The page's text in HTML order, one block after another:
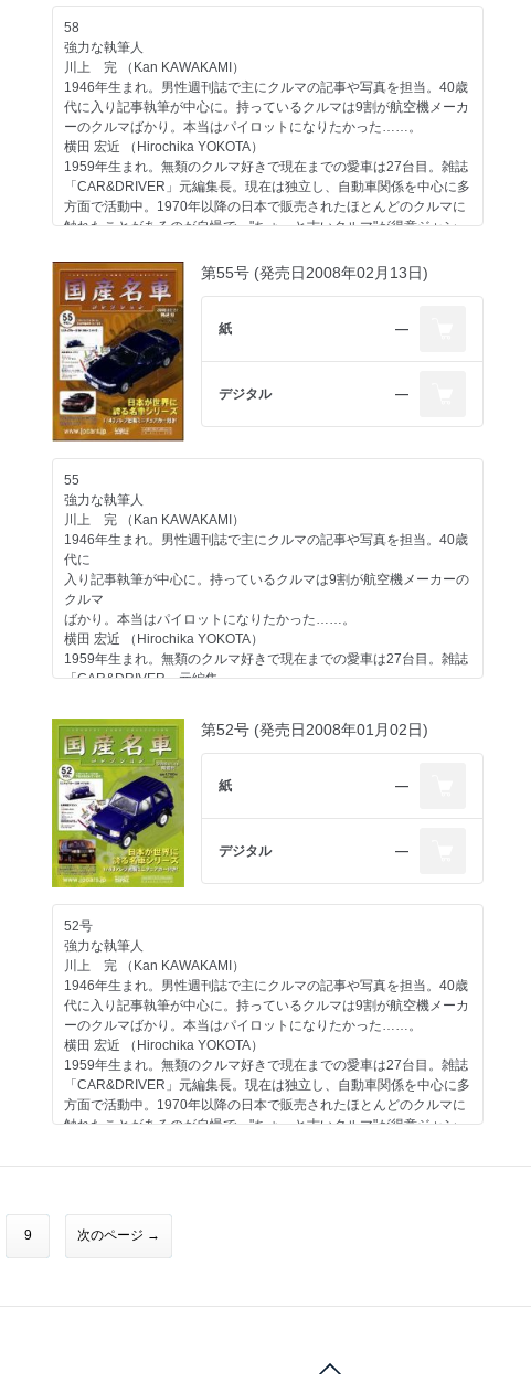
第61号のラインアップ
コンテンツ
日産
一般モデル レパード／1986
トヨタ
一般モデル パブリカ／1972
その他のメーカー
ダイハツエンジン ＜ストーリー01＞第一回
自動車業界
特殊車両の歴史-4 第四期／1991-
日本モータースポーツの歴史-3 第三期／1973-1982
一般モデル マツダ ユーノス コスモ／1990（折り込みページ付き）
58
強力な執筆人
川上 完 （Kan KAWAKAMI）
1946年生まれ。男性週刊誌で主にクルマの記事や写真を担当。40歳
代に入り記事執筆が中心に。持っているクルマは9割が航空機メーカ
ーのクルマばかり。本当はパイロットになりたかった……。
横田 宏近 （Hirochika YOKOTA）
1959年生まれ。無類のクルマ好きで現在までの愛車は27台目。雑誌
「CAR&DRIVER」元編集長。現在は独立し、自動車関係を中心に多
方面で活動中。1970年以降の日本で販売されたほとんどのクルマに
触れたことがあるのが自慢で、"ちょっと古いクルマ"が得意ジャン
大貫 直次郎 （Naojiro ONUKI）
1966年生まれ。自動車専門誌や一般誌などの編集を経て、現在はフ
リーランスのエディトリアル・ライター。愛車は1989年型ポルシェ
911カレラ、1989年型ハーレーダビッドソン・スポーツスター、
1974年型ヤマハTY80。趣味はジャンク屋巡り。
第58号ラインアップ
コンテンツ
三菱
エンジン 三菱エンジン＜ストーリー01＞第一回
一般モデル インフィニティQ45／1989
スバル
一般モデル R2／1969
自動車業界
イベント 東京モーターショーの歴史 第六期／1993-1995
未来のクルマ-3 燃料電池車
今号のメイントピック
スポーツモデル トヨタ セリカXX／1978（折り込みページ付き）
第55号 (発売日2008年02月13日)
紙 ―
デジタル ―
55
強力な執筆人
川上 完 （Kan KAWAKAMI）
1946年生まれ。男性週刊誌で主にクルマの記事や写真を担当。40歳
代に
入り記事執筆が中心に。持っているクルマは9割が航空機メーカーの
クルマ
ばかり。本当はパイロットになりたかった……。
横田 宏近 （Hirochika YOKOTA）
1959年生まれ。無類のクルマ好きで現在までの愛車は27台目。雑誌
「CAR&DRIVER」元編集
降の日本で販売されたほ
とんどのクルマに触れたことがあるのが自慢で、"ちょっと古いクル
マ"が得意ジャンル。
大貫 直次郎 （Naojiro ONUKI）
1966年生まれ。自動車専門誌や一般誌などの編集を経て、現在はフ
リーランスのエディトリアル・ライター。愛車は1989年型
ポルシェ911カレラ、1989年型ハーレーダビッドソン・スポーツス
ター、1974年型ヤマハTY80。趣味はジャンク屋巡り。
コンテンツ
ホンダ
ホンダエンジン＜ストーリー01＞ 第一回
日産
スポーツモデル フェアレディZ／1989
三菱
一般モデル 三菱500／1960
自動車業界
懐古物語 ナンバープレートの歴史／1907-
未来のクルマ-2 ニューエイジ コンパクトカー
今号のメイントピック
第52号 (発売日2008年01月02日)
紙 ―
デジタル ―
52号
強力な執筆人
川上 完 （Kan KAWAKAMI）
1946年生まれ。男性週刊誌で主にクルマの記事や写真を担当。40歳
代に入り記事執筆が中心に。持っているクルマは9割が航空機メーカ
ーのクルマばかり。本当はパイロットになりたかった……。
横田 宏近 （Hirochika YOKOTA）
1959年生まれ。無類のクルマ好きで現在までの愛車は27台目。雑誌
「CAR&DRIVER」元編集長。現在は独立し、自動車関係を中心に多
方面で活動中。1970年以降の日本で販売されたほとんどのクルマに
触れたことがあるのが自慢で、"ちょっと古いクルマ"が得意ジャン
大貫 直次郎 （Naojiro ONUKI）
1974年型ヤマハTY80。趣味はジャンク屋巡り。
コンテンツ
9 次のページ →